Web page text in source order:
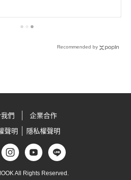
Recommended by
們
企業合作
聲明
隱私權聲明
All Rights Reserved.